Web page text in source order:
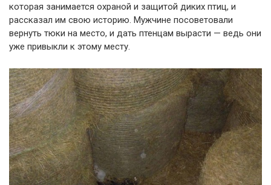
которая занимается охраной и защитой диких птиц, и
рассказал им свою историю. Мужчине посоветовали
вернуть тюки на место, и дать птенцам вырасти — ведь они
уже привыкли к этому месту.